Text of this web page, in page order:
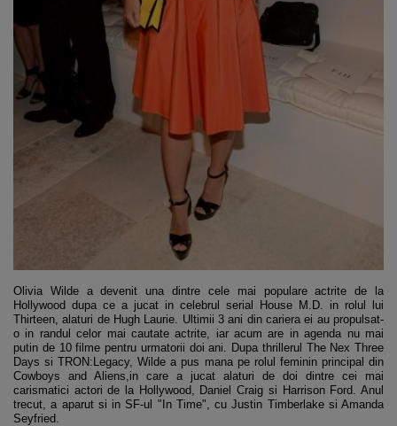
Olivia Wilde a devenit una dintre cele mai populare actrite de la
Hollywood dupa ce a jucat in celebrul serial House M.D. in rolul lui
Thirteen, alaturi de Hugh Laurie. Ultimii 3 ani din cariera ei au propulsat-
o in randul celor mai cautate actrite, iar acum are in agenda nu mai
putin de 10 filme pentru urmatorii doi ani. Dupa thrillerul The Nex Three
Days si TRON:Legacy, Wilde a pus mana pe rolul feminin principal din
Cowboys and Aliens,in care a jucat alaturi de doi dintre cei mai
carismatici actori de la Hollywood, Daniel Craig si Harrison Ford. Anul
trecut, a aparut si in SF-ul "In Time", cu Justin Timberlake si Amanda
Seyfried.